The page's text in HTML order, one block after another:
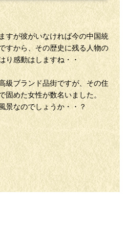
すが彼がいなければ今の中国統
すから、その歴史に残る人物の
り感動はしますね・・
級ブランド品街ですが、その住
固めた女性が数名いました。
景なのでしょうか・・？